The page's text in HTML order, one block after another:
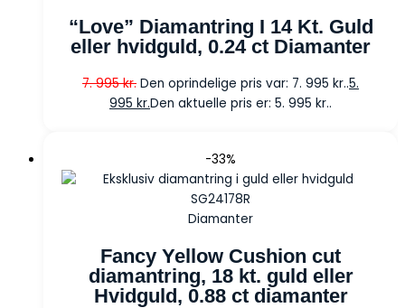
“Love” Diamantring I 14 Kt. Guld
eller hvidguld, 0.24 ct Diamanter
7. 995kr. Den oprindelige pris var: 7. 995 kr..5.
995 kr.Den aktuelle pris er: 5. 995 kr..
-33%
Diamanter
Fancy Yellow Cushion cut
diamantring, 18 kt. guld eller
Hvidguld, 0.88 ct diamanter